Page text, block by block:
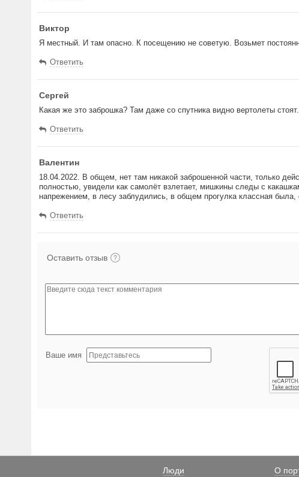
Виктор
Я местный. И там опасно. К посещению не советую. Возьмет
Ответить
Сергей
Какая же это заброшка? Там даже со спутника видно вертолеты стоят.
Ответить
Валентин
18.04.2022. В общем, нет там никакой заброшенной части, только
полностью, увидели как самолёт взлетает, мишкины следы с
напрежением, в лесу заблудились, в общем прогулка классная
Ответить
Оставить отзыв
Ваше имя
Люди
О